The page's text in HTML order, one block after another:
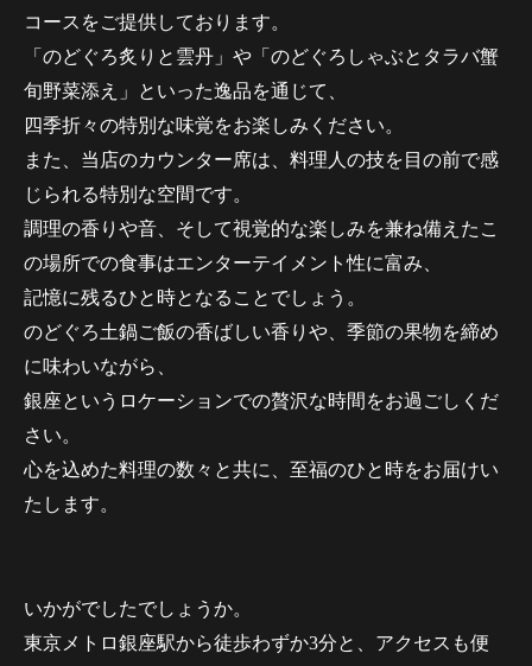
コースをご提供しております。
「のどぐろ炙りと雲丹」や「のどぐろしゃぶとタラバ蟹
旬野菜添え」といった逸品を通じて、
四季折々の特別な味覚をお楽しみください。
また、当店のカウンター席は、料理人の技を目の前で感
じられる特別な空間です。
調理の香りや音、そして視覚的な楽しみを兼ね備えたこ
の場所での食事はエンターテイメント性に富み、
記憶に残るひと時となることでしょう。
のどぐろ土鍋ご飯の香ばしい香りや、季節の果物を締め
に味わいながら、
銀座というロケーションでの贅沢な時間をお過ごしくだ
さい。
心を込めた料理の数々と共に、至福のひと時をお届けい
たします。
いかがでしたでしょうか。
東京メトロ銀座駅から徒歩わずか3分と、アクセスも便